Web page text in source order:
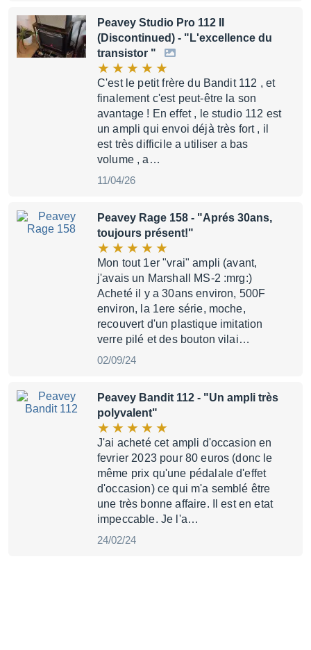
Peavey Studio Pro 112 II
(Discontinued) - "L'excellence du
transistor "
C'est le petit frère du Bandit 112 , et
finalement c'est peut-être la son
avantage ! En effet , le studio 112 est
un ampli qui envoi déjà très fort , il
est très difficile a utiliser a bas
volume , a…
11/04/26
Peavey Rage 158 - "Aprés 30ans,
toujours présent!"
Mon tout 1er "vrai" ampli (avant,
j'avais un Marshall MS-2 :mrg:)
Acheté il y a 30ans environ, 500F
environ, la 1ere série, moche,
recouvert d'un plastique imitation
verre pilé et des bouton vilai…
02/09/24
Peavey Bandit 112 - "Un ampli très
polyvalent"
J'ai acheté cet ampli d'occasion en
fevrier 2023 pour 80 euros (donc le
même prix qu'une pédalale d'effet
d'occasion) ce qui m'a semblé être
une très bonne affaire. Il est en etat
impeccable. Je l'a…
24/02/24